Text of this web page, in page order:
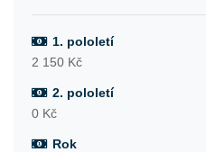
1. pololetí
2 150 Kč
2. pololetí
0 Kč
Rok